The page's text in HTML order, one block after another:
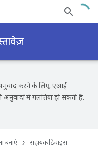
करने के लिए, एआई
में गलतियां हो सकती हैं.
बनाएं सहायक डिवाइस